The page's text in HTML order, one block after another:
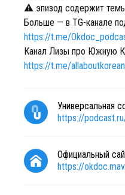
⚠️ эпизод содержит темы
Больше — в TG-канале
https://t.me/
Канал Лизы про Южную
https://t.me/
Универсальная
https://
Официальный
https://